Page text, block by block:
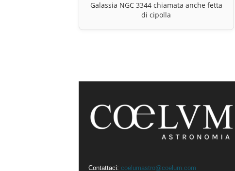
Galassia NGC 3344 chiamata anche fetta
di cipolla
Contattaci: coelumastro@coelum.com